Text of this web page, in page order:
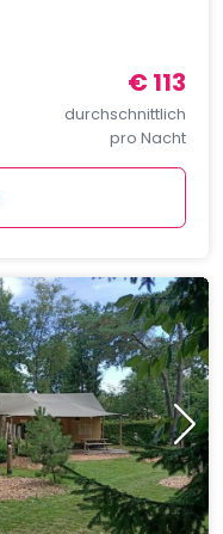
€ 113
durchschnittlich
pro Nacht